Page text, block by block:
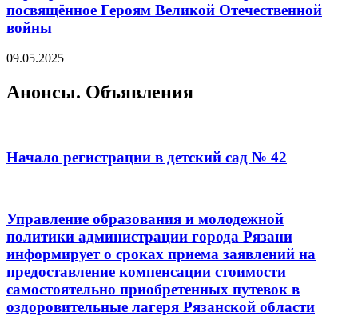
посвящённое Героям Великой Отечественной
войны
09.05.2025
Анонсы. Объявления
Начало регистрации в детский сад № 42
Управление образования и молодежной
политики администрации города Рязани
информирует о сроках приема заявлений на
предоставление компенсации стоимости
самостоятельно приобретенных путевок в
оздоровительные лагеря Рязанской области